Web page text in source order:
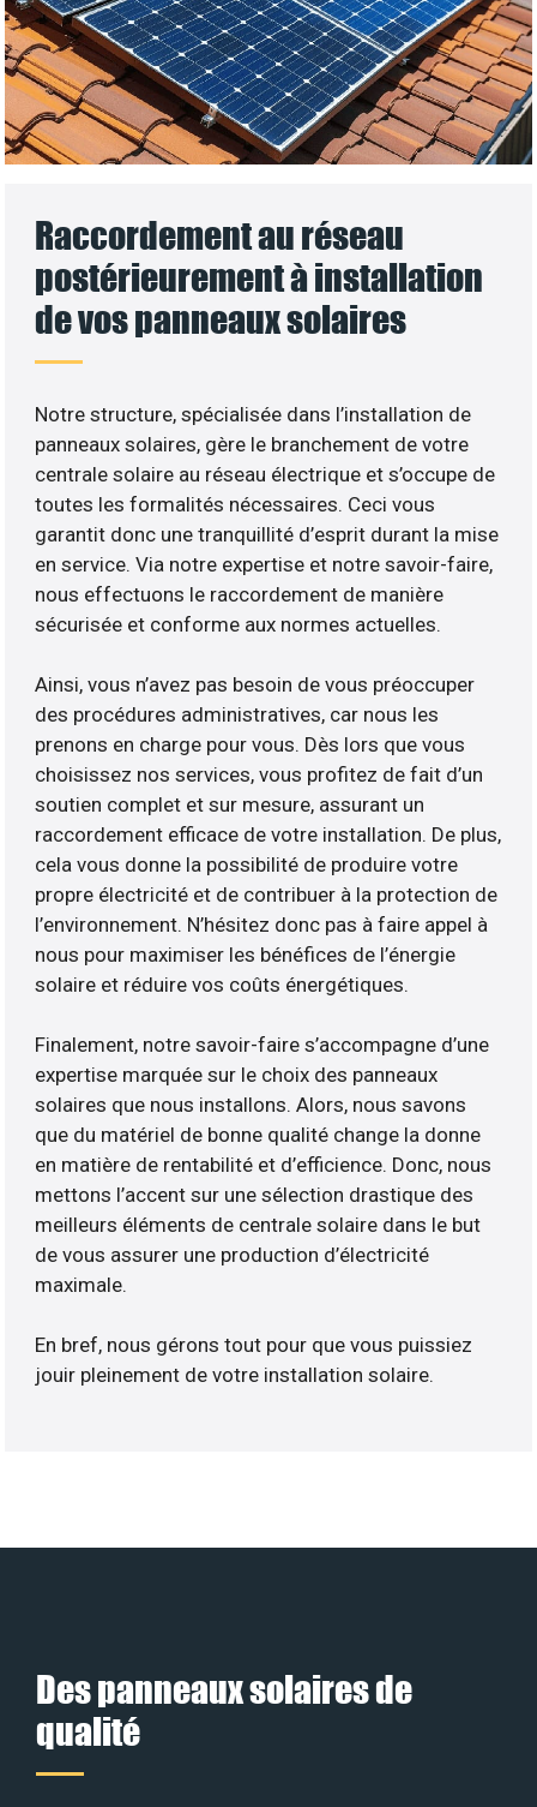
Raccordement au réseau
postérieurement à installation
de vos panneaux solaires
Notre structure, spécialisée dans l’installation de
panneaux solaires, gère le branchement de votre
centrale solaire au réseau électrique et s’occupe de
toutes les formalités nécessaires. Ceci vous
garantit donc une tranquillité d’esprit durant la mise
en service. Via notre expertise et notre savoir-faire,
nous effectuons le raccordement de manière
sécurisée et conforme aux normes actuelles.
Ainsi, vous n’avez pas besoin de vous préoccuper
des procédures administratives, car nous les
prenons en charge pour vous. Dès lors que vous
choisissez nos services, vous profitez de fait d’un
soutien complet et sur mesure, assurant un
raccordement efficace de votre installation. De plus,
cela vous donne la possibilité de produire votre
propre électricité et de contribuer à la protection de
l’environnement. N’hésitez donc pas à faire appel à
nous pour maximiser les bénéfices de l’énergie
solaire et réduire vos coûts énergétiques.
Finalement, notre savoir-faire s’accompagne d’une
expertise marquée sur le choix des panneaux
solaires que nous installons. Alors, nous savons
que du matériel de bonne qualité change la donne
en matière de rentabilité et d’efficience. Donc, nous
mettons l’accent sur une sélection drastique des
meilleurs éléments de centrale solaire dans le but
de vous assurer une production d’électricité
maximale.
En bref, nous gérons tout pour que vous puissiez
jouir pleinement de votre installation solaire.
Des panneaux solaires de
qualité